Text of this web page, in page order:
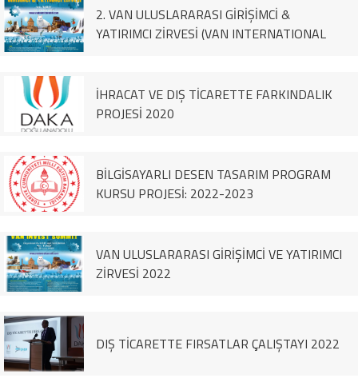
2. VAN ULUSLARARASI GİRİŞİMCİ &
YATIRIMCI ZİRVESİ (VAN INTERNATIONAL
İHRACAT VE DIŞ TİCARETTE FARKINDALIK
PROJESİ 2020
BİLGİSAYARLI DESEN TASARIM PROGRAM
KURSU PROJESİ: 2022-2023
VAN ULUSLARARASI GİRİŞİMCİ VE YATIRIMCI
ZİRVESİ 2022
DIŞ TİCARETTE FIRSATLAR ÇALIŞTAYI 2022